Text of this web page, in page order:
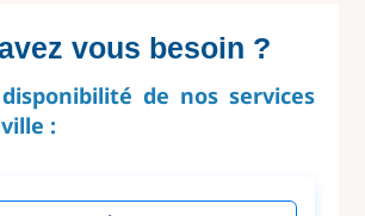
vous besoin ?
de nos services
: